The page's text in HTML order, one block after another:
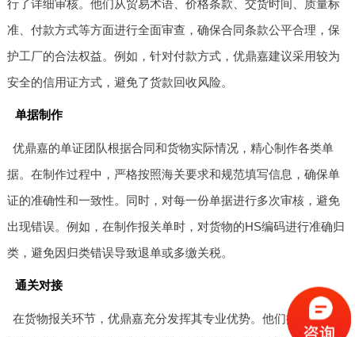
行了详细审核。他们从贸易术语、价格条款、交货时间、质量标
准、付款方式等方面进行全面审查，确保合同条款公平合理，保
护工厂的合法权益。例如，针对付款方式，优鼎嘉建议采用较为
安全的信用证方式，避免了货款回收风险。
单据制作
优鼎嘉的单证团队根据合同和货物实际情况，精心制作各类单
据。在制作过程中，严格按照海关要求和规范填写信息，确保单
证的准确性和一致性。同时，对每一份单据进行多次审核，避免
出现错误。例如，在制作报关单时，对货物的HS编码进行准确归
类，避免因归类错误导致退单或多缴关税。
通关对接
在货物报关环节，优鼎嘉充分发挥其专业优势。他们提前与海关